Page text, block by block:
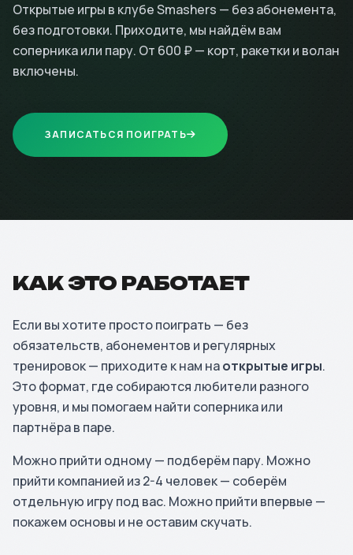
Открытые игры в клубе Smashers — без абонемента,
без подготовки. Приходите, мы найдём вам
соперника или пару. От 600 ₽ — корт, ракетки и волан
включены.
ЗАПИСАТЬСЯ ПОИГРАТЬ
КАК ЭТО РАБОТАЕТ
Если вы хотите просто поиграть — без
обязательств, абонементов и регулярных
тренировок — приходите к нам наоткрытые игры.
Это формат, где собираются любители разного
уровня, и мы помогаем найти соперника или
партнёра в паре.
Можно прийти одному — подберём пару. Можно
прийти компанией из 2-4 человек — соберём
отдельную игру под вас. Можно прийти впервые —
покажем основы и не оставим скучать.